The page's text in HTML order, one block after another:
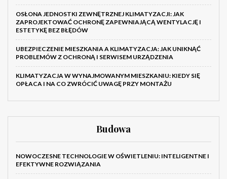
OSŁONA JEDNOSTKI ZEWNĘTRZNEJ KLIMATYZACJI: JAK
ZAPROJEKTOWAĆ OCHRONĘ ZAPEWNIAJĄCĄ WENTYLACJĘ I
ESTETYKĘ BEZ BŁĘDÓW
UBEZPIECZENIE MIESZKANIA A KLIMATYZACJA: JAK UNIKNĄĆ
PROBLEMÓW Z OCHRONĄ I SERWISEM URZĄDZENIA
KLIMATYZACJA W WYNAJMOWANYM MIESZKANIU: KIEDY SIĘ
OPŁACA I NA CO ZWRÓCIĆ UWAGĘ PRZY MONTAŻU
Budowa
NOWOCZESNE TECHNOLOGIE W OŚWIETLENIU: INTELIGENTNE I
EFEKTYWNE ROZWIĄZANIA